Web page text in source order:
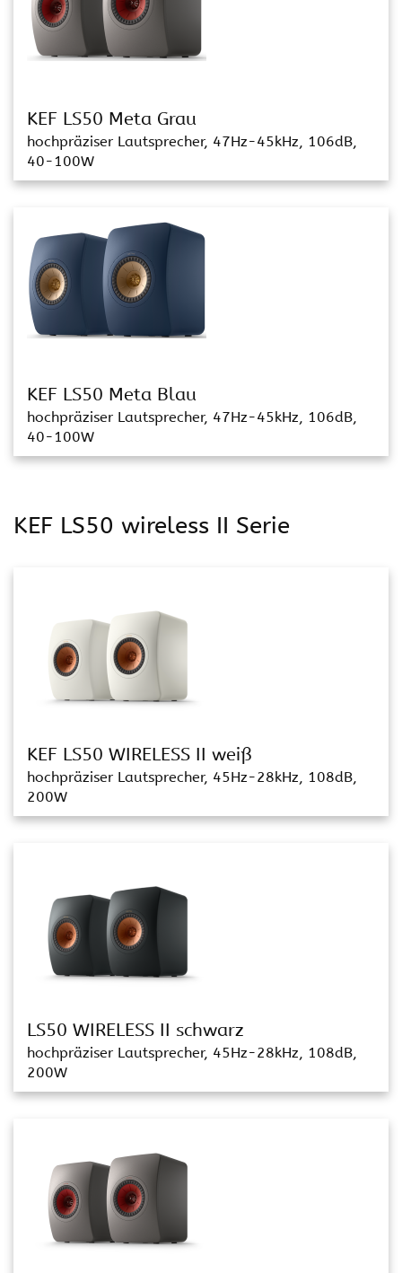
KEF LS50 Meta Grau
hochpräziser Lautsprecher, 47Hz-45kHz, 106dB,
40-100W
KEF LS50 Meta Blau
hochpräziser Lautsprecher, 47Hz-45kHz, 106dB,
40-100W
KEF LS50 wireless II Serie
KEF LS50 WIRELESS II weiß
hochpräziser Lautsprecher, 45Hz-28kHz, 108dB,
200W
LS50 WIRELESS II schwarz
hochpräziser Lautsprecher, 45Hz-28kHz, 108dB,
200W